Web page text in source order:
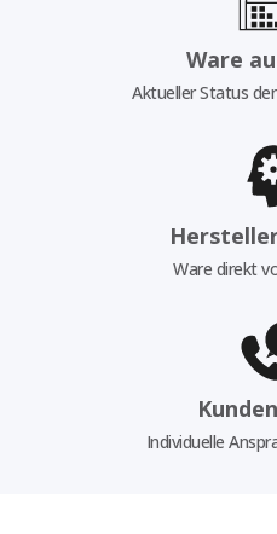
Ware
Aktueller Status
Ware direkt
Individuelle